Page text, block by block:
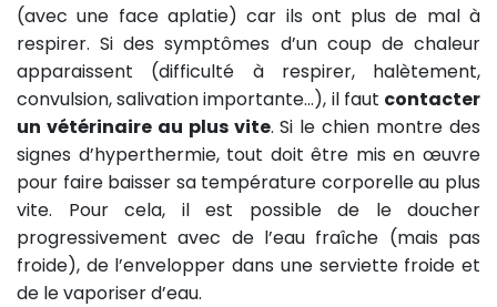
(avec une face aplatie) car ils ont plus de mal à
respirer. Si des symptômes d’un coup de chaleur
apparaissent (difficulté à respirer, halètement,
convulsion, salivation importante…), il faut contacter
un vétérinaire au plus vite. Si le chien montre des
signes d’hyperthermie, tout doit être mis en œuvre
pour faire baisser sa température corporelle au plus
vite. Pour cela, il est possible de le doucher
progressivement avec de l’eau fraîche (mais pas
froide), de l’envelopper dans une serviette froide et
de le vaporiser d’eau.